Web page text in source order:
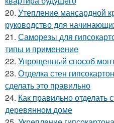
20. Утепление мансардной
руководство для
21. Саморезы для
типы и применение
22. Упрощенный способ
23. Отделка стен
сделать это правильно
24. Как правильно отделать
деревянном доме